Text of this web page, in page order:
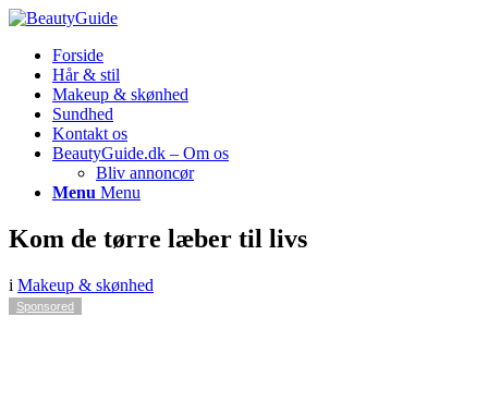
Forside
Hår & stil
Makeup & skønhed
Sundhed
Kontakt os
BeautyGuide.dk – Om os
Bliv annoncør
Menu Menu
Kom de tørre læber til livs
i Makeup & skønhed
Sponsored